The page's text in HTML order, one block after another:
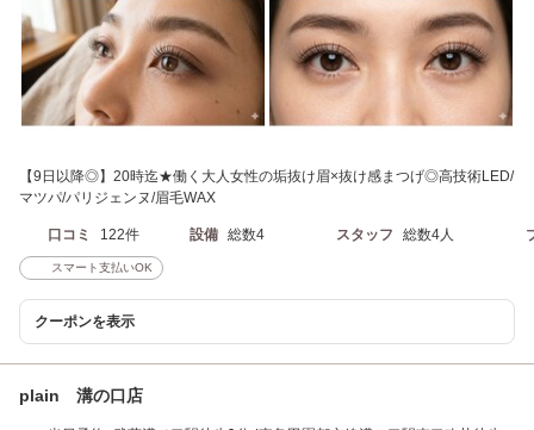
【9日以降◎】20時迄★働く大人女性の垢抜け眉×抜け感まつげ◎高技術LED/
マツパ/パリジェンヌ/眉毛WAX
口コミ 122件 設備 総数4 スタッフ 総数4人
スマート支払いOK
クーポンを表示
plain 溝の口店